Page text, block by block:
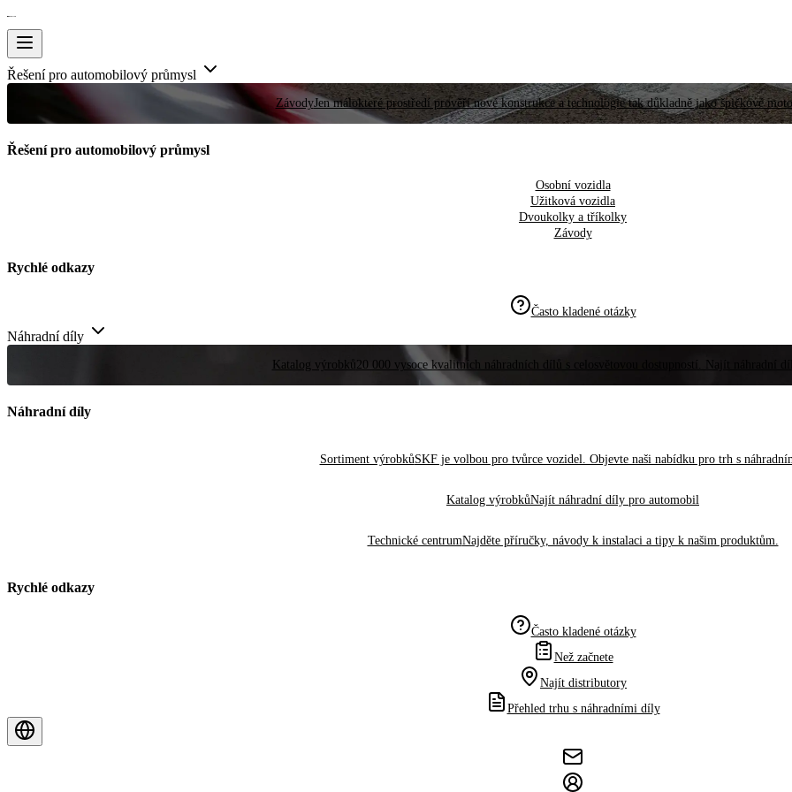
Řešení pro automobilový průmysl
ZávodyJen málokteré prostředí prověří nové konstrukce a technologie tak důkladně jako špičkové
Řešení pro automobilový průmysl
Osobní vozidla
Užitková vozidla
Dvoukolky a tříkolky
Závody
Rychlé odkazy
Často kladené otázky
Náhradní díly
Katalog výrobků20 000 vysoce kvalitních náhradních dílů s celosvětovou dostupností. Najít náhradní
Náhradní díly
Sortiment výrobkůSKF je volbou pro tvůrce vozidel. Objevte naši nabídku pro trh s
Katalog výrobkůNajít náhradní díly pro automobil
Technické centrumNajděte příručky, návody k instalaci a tipy k našim produktům.
Rychlé odkazy
Často kladené otázky
Než začnete
Najít distributory
Přehled trhu s náhradními díly